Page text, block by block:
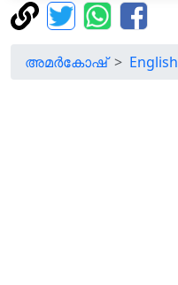
അമർകോഷ് English